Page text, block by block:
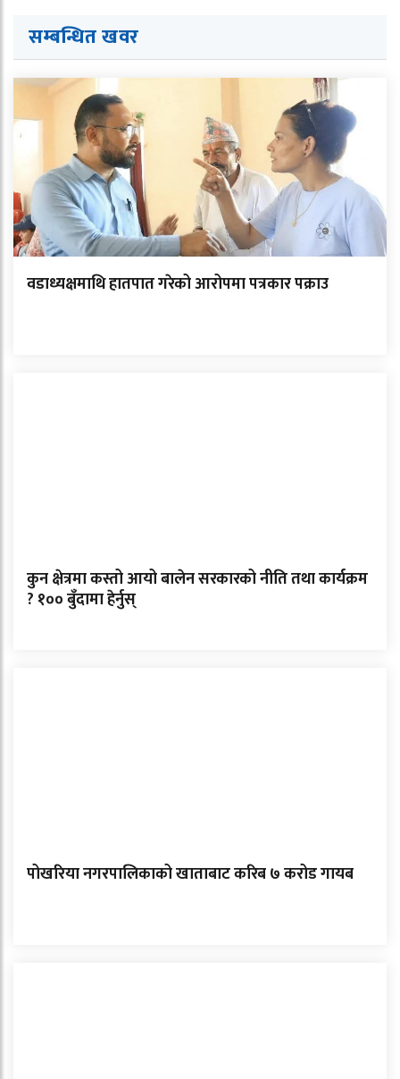
सम्बन्धित खवर
वडाध्यक्षमाथि हातपात गरेको आरोपमा पत्रकार पक्राउ
कुन क्षेत्रमा कस्तो आयो बालेन सरकारको नीति तथा कार्यक्रम
? १०० बुँदामा हेर्नुस्
पोखरिया नगरपालिकाको खाताबाट करिब ७ करोड गायब